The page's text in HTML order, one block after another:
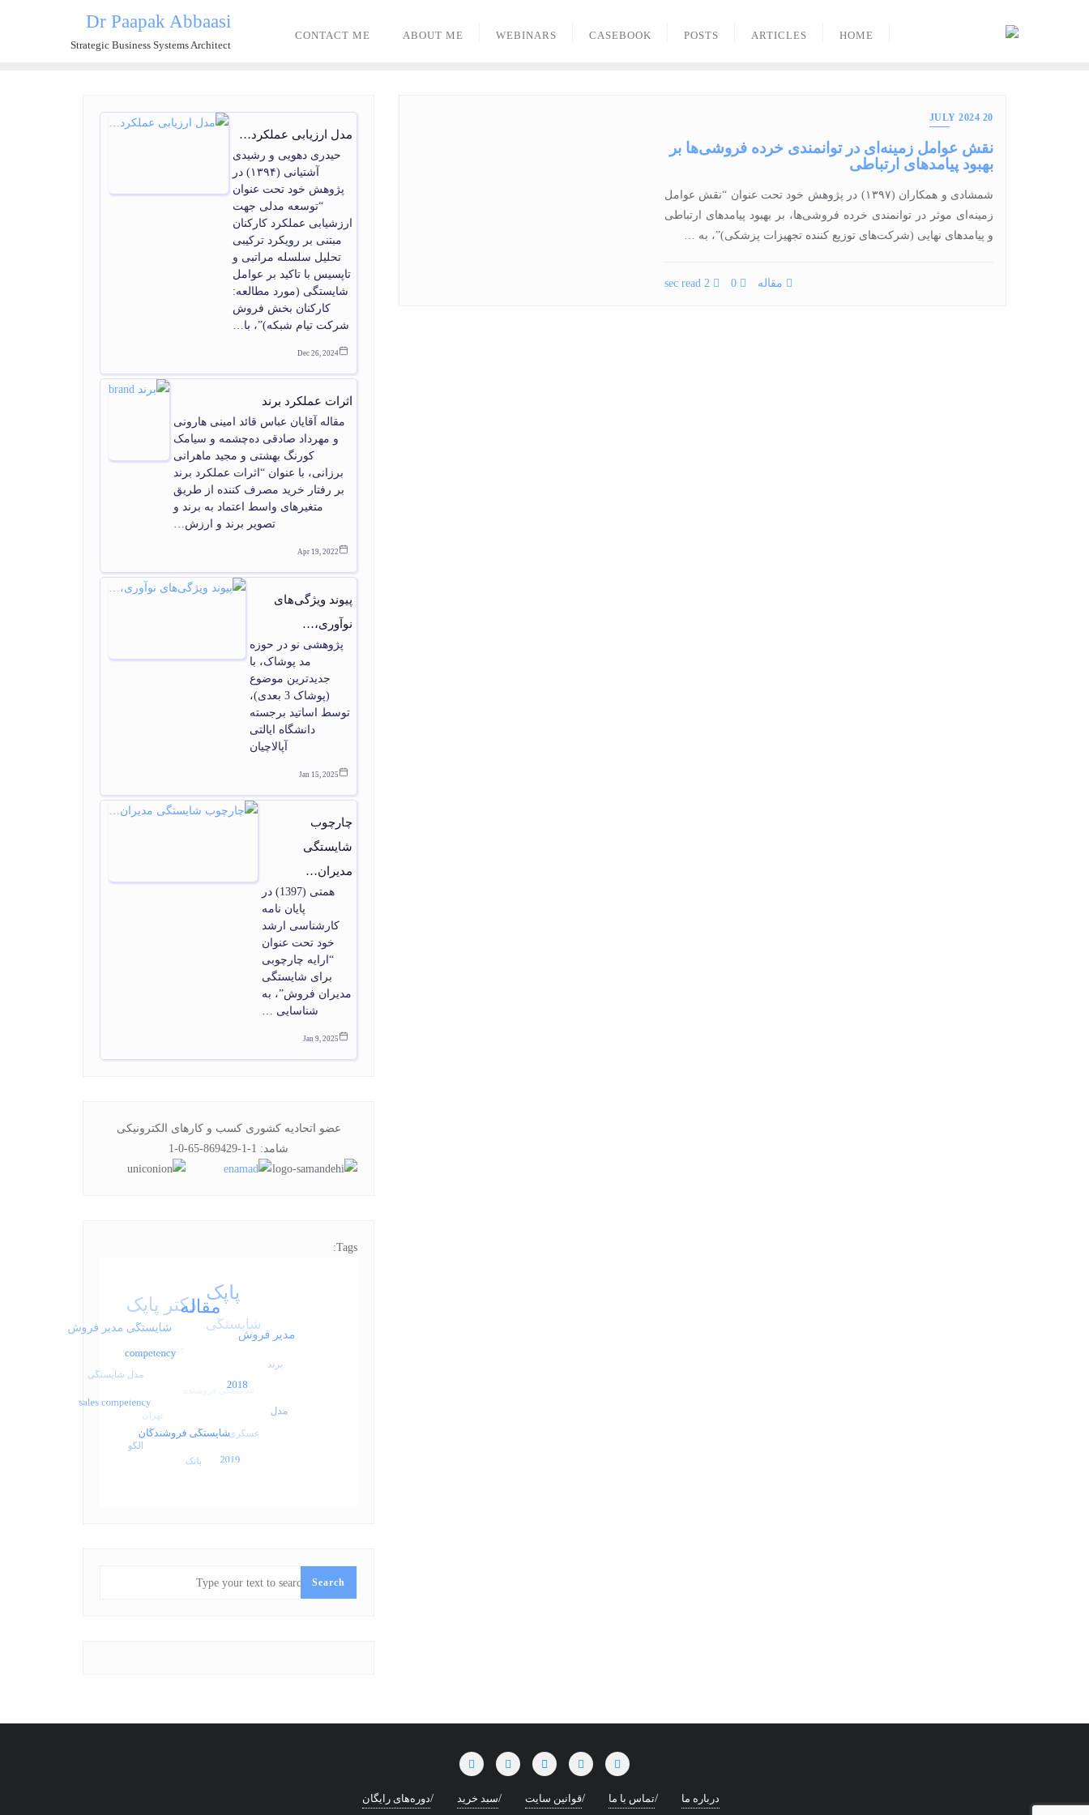
Dr Paapak Abbaasi
Strategic Business Systems Architect
HOME
ARTICLES
POSTS
CASEBOOK
WEBINARS
ABOUT ME
CONTACT ME
20 JULY 2024
نقش عوامل زمینه‌ای در توانمندی خرده فروشی‌ها بر
بهبود پیامدهای ارتباطی
شمشادی و همکاران (۱۳۹۷) در پژوهش خود تحت عنوان “نقش عوامل
زمینه‏‌ای موثر در توانمندی خرده فروشی‌‏ها، بر بهبود پیامدهای ارتباطی
و پیامدهای نهایی (شرکت‌‏های توزیع کننده تجهیزات پزشکی)”، به …
مقاله 0
2 sec read
مدل ارزیابی عملکرد…
حیدری دهویی و رشیدی
آشتیانی (۱۳۹۴) در
پژوهش خود تحت عنوان
“توسعه مدلی جهت
ارزشیابی عملکرد کارکنان
مبتنی بر رویکرد ترکیبی
تحلیل سلسله مراتبی و
تاپسیس با تاکید بر عوامل
شایستگی (مورد مطالعه:
کارکنان بخش فروش
شرکت تیام شبکه)”، با…
Dec 26, 2024
اثرات عملکرد برند
مقاله آقایان عباس قائد امینی هارونی
و مهرداد صادقی ده‌چشمه و سیامک
کورنگ بهشتی و مجید ماهرانی
برزانی، با عنوان “اثرات عملکرد برند
بر رفتار خرید مصرف کننده از طریق
متغیرهای واسط اعتماد به برند و
تصویر برند و ارزش…
Apr 19, 2022
پیوند ویژگی‌های
نوآوری،…
پژوهشی نو در حوزه
مد پوشاک، با
جدیدترین موضوع
(پوشاک 3 بعدی)،
توسط اساتید برجسته
دانشگاه ایالتی
آپالاچیان
Jan 15, 2025
چارچوب
شایستگی
مدیران…
همتی (1397) در
پایان‏ نامه
کارشناسی ارشد
خود تحت عنوان
“ارایه چارچوبی
برای شایستگی
مدیران فروش”، به
شناسایی …
Jan 9, 2025
عضو اتحادیه کشوری کسب و کارهای الکترونیکی
شامد: 1-1-869429-65-0-1
Tags:
Search
درباره ما تماس با ما قوانین سایت سبد خرید دوره‌های رایگان